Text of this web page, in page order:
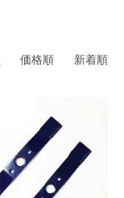
価格順 新着順